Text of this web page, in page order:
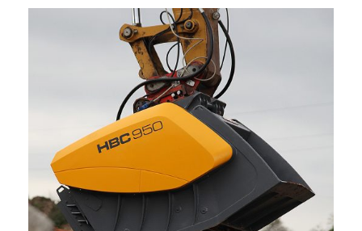
OCHSNER WÄRMEPUMPE